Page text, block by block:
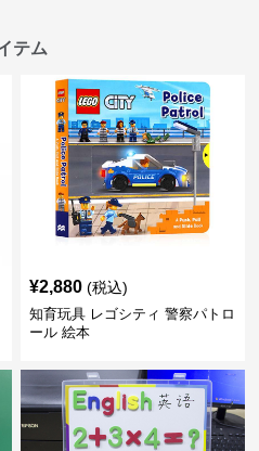
テム
¥2,880 (税込)
知育玩具 レゴシティ 警察パトロ
ール 絵本